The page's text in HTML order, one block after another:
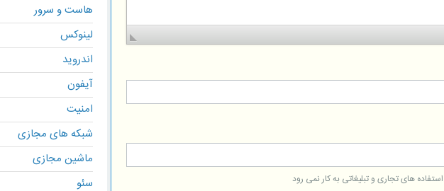
های تجاری و تبلیغاتی به کار نمی رود
هاست و سرور
لینوکس
اندروید
آیفون
امنیت
شبکه های مجازی
ماشین مجازی
سئو